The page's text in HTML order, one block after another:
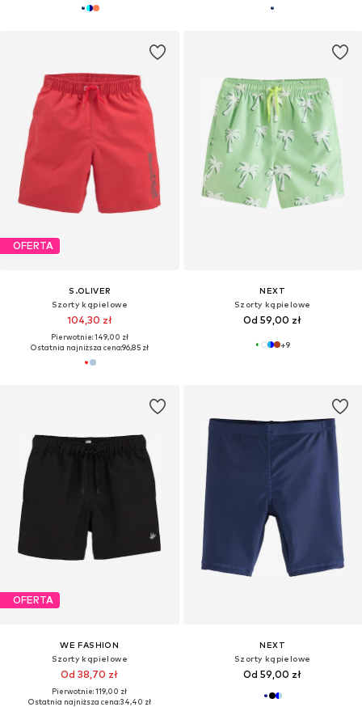
OFERTA
S.OLIVER
Szorty kąpielowe
104,30 zł
Pierwotnie: 149,00 zł
Ostatnia najniższa cena:96,85 zł
NEXT
Szorty kąpielowe
Od 59,00 zł
+9
OFERTA
WE FASHION
Szorty kąpielowe
Od 38,70 zł
Pierwotnie: 119,00 zł
Ostatnia najniższa cena:34,40 zł
NEXT
Szorty kąpielowe
Od 59,00 zł